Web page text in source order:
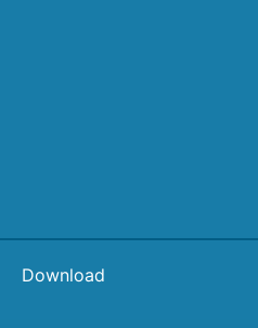
Download